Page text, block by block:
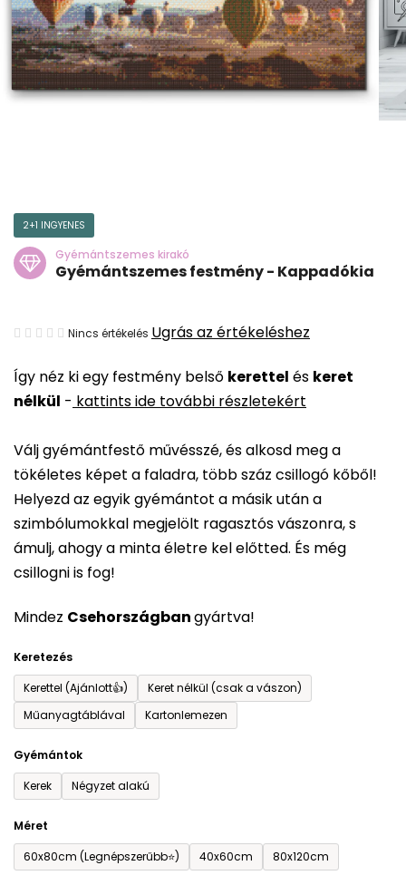
Így néz ki egy festmény belső kerettel és keret
nélkül - kattints ide további részletekért
Válj gyémántfestő művésszé, és alkosd meg a
tökéletes képet a faladra, több száz csillogó kőből!
Helyezd az egyik gyémántot a másik után a
szimbólumokkal megjelölt ragasztós vászonra, s
ámulj, ahogy a minta életre kel előtted. És még
csillogni is fog!
Mindez Csehországbangyártva!
Keretezés
Kerettel (Ajánlott👍)
Keret nélkül (csak a vászon)
Műanyagtáblával
Kartonlemezen
Gyémántok
Kerek
Négyzet alakú
Méret
60x80cm (Legnépszerűbb⭐)
40x60cm 80x120cm
2+1 INGYENES
Gyémántszemes kirakó
Gyémántszemes festmény - Kappadókia
A
átlagos
értékelése
ből
0,0
csillag.
Nincs értékelés Ugrás az értékeléshez